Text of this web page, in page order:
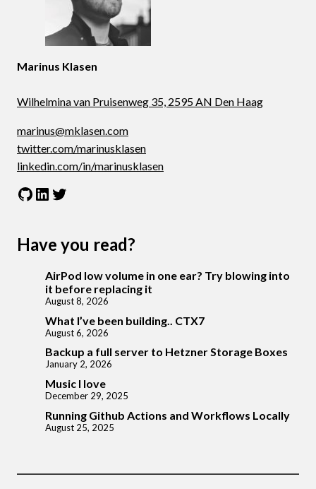
Marinus Klasen
Wilhelmina van Pruisenweg 35, 2595 AN Den Haag
marinus@mklasen.com
twitter.com/marinusklasen
linkedin.com/in/marinusklasen
GitHub
LinkedIn
Twitter
Have you read?
AirPod low volume in one ear? Try blowing into
it before replacing it
August 8, 2026
What I’ve been building.. CTX7
August 6, 2026
Backup a full server to Hetzner Storage Boxes
January 2, 2026
Music I love
December 29, 2025
Running Github Actions and Workflows Locally
August 25, 2025